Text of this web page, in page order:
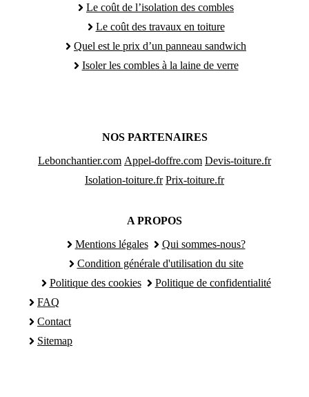
Le coût de l’isolation des combles
Le coût des travaux en toiture
Quel est le prix d’un panneau sandwich
Isoler les combles à la laine de verre
NOS PARTENAIRES
Lebonchantier.com Appel-doffre.com Devis-toiture.fr
Isolation-toiture.fr Prix-toiture.fr
A PROPOS
Mentions légales
Qui sommes-nous?
Condition générale d'utilisation du site
Politique des cookies
Politique de confidentialité
FAQ
Contact
Sitemap